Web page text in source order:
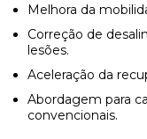
Melhora da
Correção de desalinhamentos posturais e prevenção de
lesões.
Aceleração da
Abordagem para casos que não respondem a terapias
convencionais.